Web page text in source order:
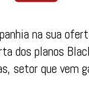
na sua
dos planos
setor que vem